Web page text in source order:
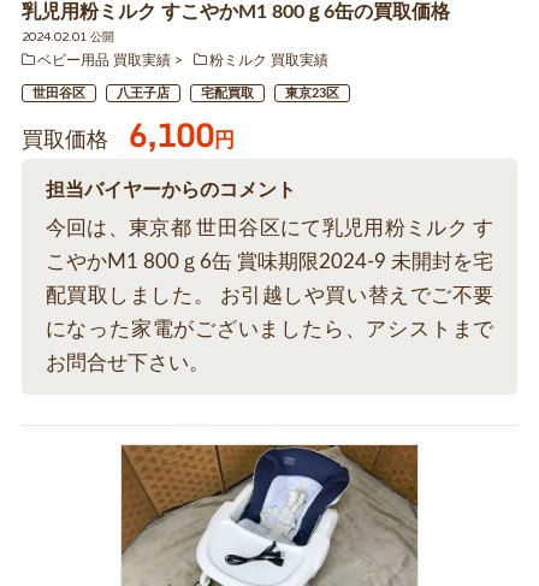
乳児用粉ミルク すこやかM1 800ｇ6缶の買取価格
2024.02.01 公開
ベビー用品 買取実績
粉ミルク 買取実績
世田谷区 八王子店 宅配買取 東京23区
買取価格 6,100円
担当バイヤーからのコメント
今回は、東京都 世田谷区にて乳児用粉ミルク す
こやかM1 800ｇ6缶 賞味期限2024-9 未開封を宅
配買取しました。 お引越しや買い替えでご不要
になった家電がございましたら、アシストまで
お問合せ下さい。